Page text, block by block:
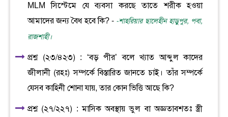
MLM সিস্টেমে যে ব্যবসা করছে তাতে শরীক হওয়া
আমাদের জন্য বৈধ হবে কি? - -শাহরিয়ার ছালেহীন হাড়ুপুর, পবা,
রাজশাহী।
প্রশ্ন (২৩/৪২৩) : ‘বড় পীর’ বলে খ্যাত আব্দুল কাদের
জীলানী (রহঃ) সম্পর্কে বিস্তারিত জানতে চাই। তাঁর সম্পর্কে
যেসব কাহিনী শোনা যায়, তার কোন ভিত্তি আছে কি?
প্রশ্ন (২৭/২২৭) : মাসিক অবস্থায় ভুল বা অজ্ঞতাবশতঃ স্ত্রী